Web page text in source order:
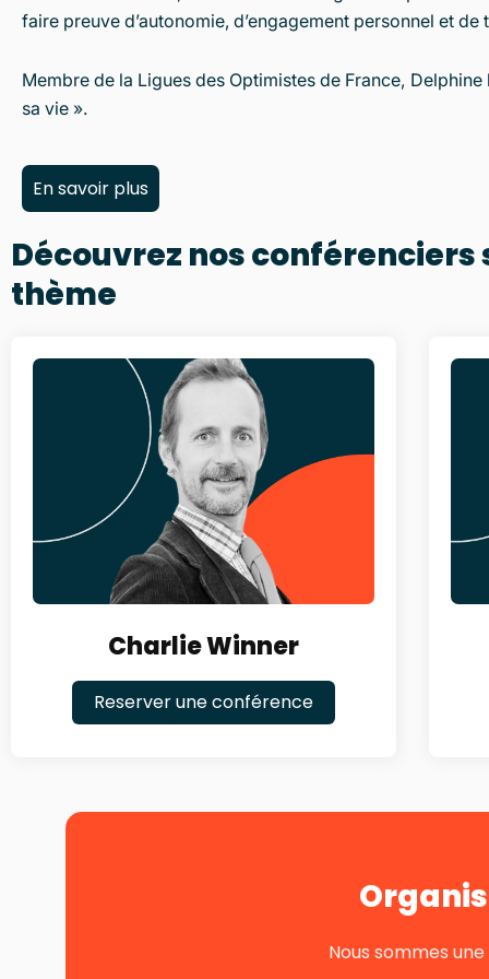
faire preuve d’autonomie, d’engagement personnel et
Membre de la Ligues des Optimistes de France,
sa vie ».
En savoir plus
Découvrez nos conférenciers
thème
Charlie Winner
Reserver une conférence
Nous sommes